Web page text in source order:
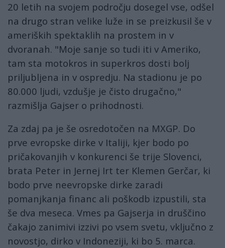
20 letih na svojem področju dosegel vse, odšel
na drugo stran velike luže in se preizkusil še v
ameriških spektaklih na prostem in v
dvoranah. "Moje sanje so tudi iti v Ameriko,
tam sta motokros in superkros dosti bolj
priljubljena in v ospredju. Na stadionu je po
80.000 ljudi, vzdušje je čisto drugačno,"
razmišlja Gajser o prihodnosti.
Za zdaj pa je še osredotočen na MXGP. Do
prve evropske dirke v Italiji, kjer bodo po
pričakovanjih v konkurenci še trije Slovenci,
brata Peter in Jernej Irt ter Klemen Gerčar, ki
bodo prve neevropske dirke zaradi
pomanjkanja financ ali poškodb izpustili, sta
še dva meseca. Vmes pa Gajserja in druščino
čakajo zanimivi izzivi po vsem svetu, vključno z
novostjo, dirko v Indoneziji, ki bo 5. marca.